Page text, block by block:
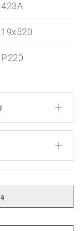
423A
19x520
P220